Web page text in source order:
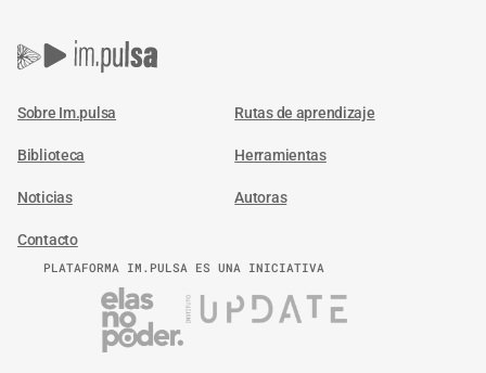
Sobre Im.pulsa Rutas de aprendizaje
Biblioteca Herramientas
Noticias Autoras
Contacto
PLATAFORMA IM.PULSA ES UNA INICIATIVA